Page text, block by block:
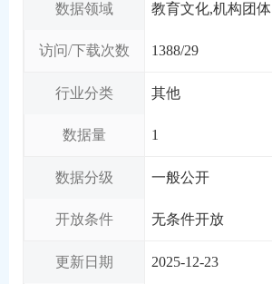
数据领域 教育文化,机构团体
访问/下载次数 1388/29
行业分类 其他
数据量 1
数据分级 一般公开
开放条件 无条件开放
更新日期 2025-12-23